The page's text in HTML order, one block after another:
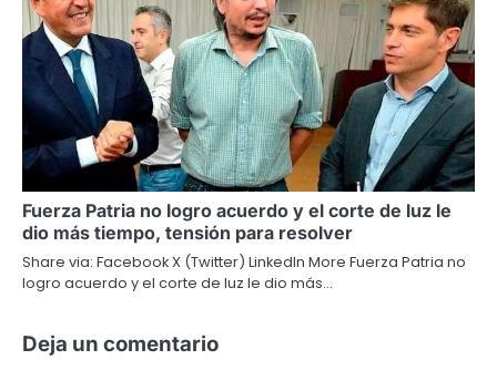
Fuerza Patria no logro acuerdo y el corte de luz le
dio más tiempo, tensión para resolver
Share via: Facebook X (Twitter) LinkedIn More Fuerza Patria no
logro acuerdo y el corte de luz le dio más…
Deja un comentario